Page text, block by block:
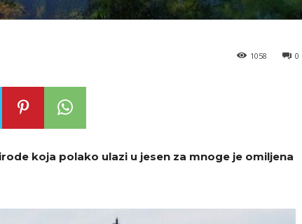
0
1058
koja polako ulazi u jesen za mnoge je omiljena